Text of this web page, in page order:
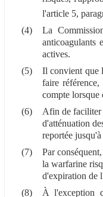
l'article 5,
(4)
La
anticoagulants
actives.
(5)
Il convient que
faire
compte lorsque
(6)
Afin de faciliter
d'atténuation
reportée
(7)
Par
la warfarine
d'expiration de
(8)
À l'exception